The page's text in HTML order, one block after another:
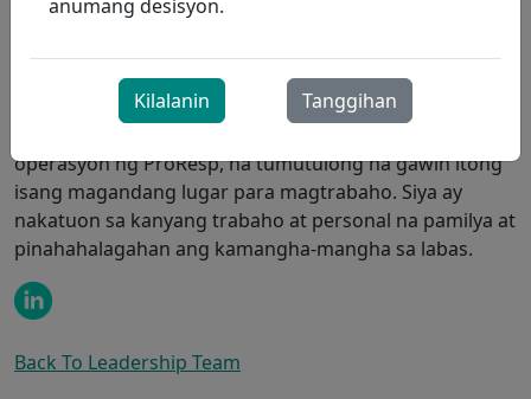
Si Crystal ay may praktikal, makatotohanang diskarte sa
kultura ng pakikipag-ugnayan sa pamamagitan ng
paglulunsad ng mga inisyatiba na nagpapahusay sa
operasyon ng ProResp, na tumutulong na gawin itong
isang magandang lugar para magtrabaho. Siya ay
nakatuon sa kanyang trabaho at personal na pamilya at
pinahahalagahan ang kamangha-mangha sa labas.
Back To Leadership Team
anumang desisyon.
Kilalanin Tanggihan